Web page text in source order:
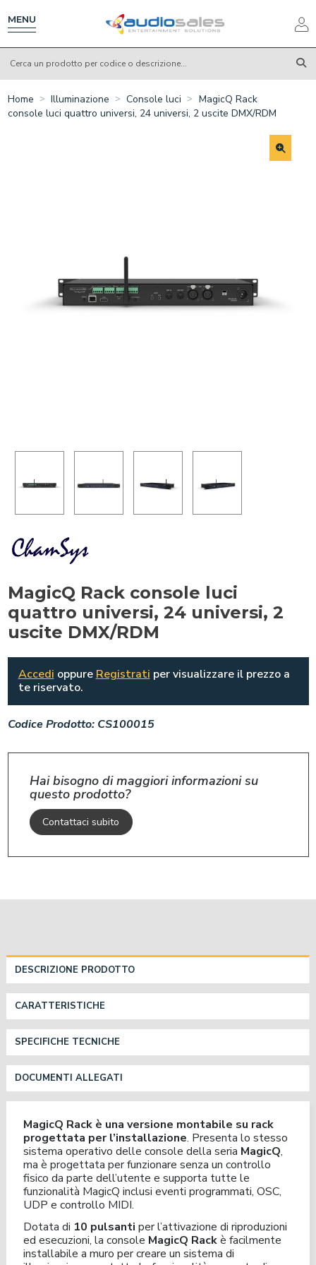
contenuto
principale
MENU
Home Illuminazione Console luci
MagicQ Rack
console luci quattro universi, 24 universi, 2 uscite DMX/RDM
MagicQ Rack console luci
quattro universi, 24 universi, 2
uscite DMX/RDM
Accedi oppure Registrati per visualizzare il prezzo a
te riservato.
Codice Prodotto: CS100015
Hai bisogno di maggiori informazioni su
questo prodotto?
Contattaci subito
DESCRIZIONE PRODOTTO
CARATTERISTICHE
SPECIFICHE TECNICHE
DOCUMENTI ALLEGATI
MagicQ Rack è una versione montabile su rack
progettata per l’installazione. Presenta lo stesso
sistema operativo delle console della seria MagicQ,
ma è progettata per funzionare senza un controllo
fisico da parte dell’utente e supporta tutte le
funzionalità MagicQ inclusi eventi programmati, OSC,
UDP e controllo MIDI.
Dotata di 10 pulsanti per l’attivazione di riproduzioni
ed esecuzioni, la console MagicQ Rackè facilmente
installabile a muro per creare un sistema di